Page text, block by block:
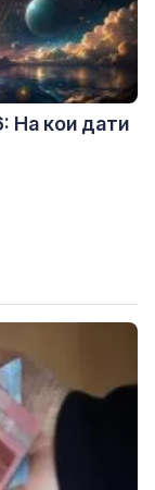
На кои дати